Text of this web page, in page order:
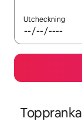
Utcheckning